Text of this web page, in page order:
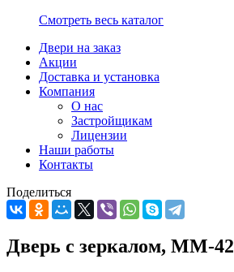
Смотреть весь каталог
Двери на заказ
Акции
Доставка и установка
Компания
О нас
Застройщикам
Лицензии
Наши работы
Контакты
Поделиться
Дверь с зеркалом, ММ-42